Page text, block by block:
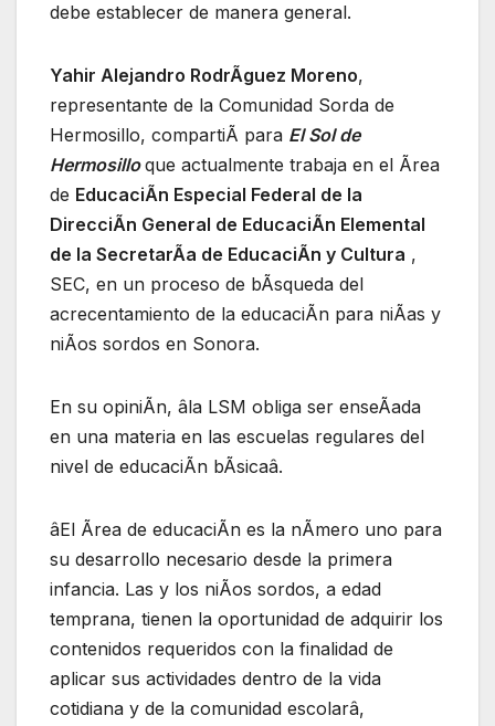
debe establecer de manera general.
Yahir Alejandro RodrÃguez Moreno,
representante de la Comunidad Sorda de
Hermosillo, compartiÃ para El Sol de
Hermosilloque actualmente trabaja en el Ãrea
de EducaciÃn Especial Federal de la
DirecciÃn General de EducaciÃn Elemental
de la SecretarÃa de EducaciÃn y Cultura ,
SEC, en un proceso de bÃsqueda del
acrecentamiento de la educaciÃn para niÃas y
niÃos sordos en Sonora.
En su opiniÃn, âla LSM obliga ser enseÃada
en una materia en las escuelas regulares del
nivel de educaciÃn bÃsicaâ.
âEl Ãrea de educaciÃn es la nÃmero uno para
su desarrollo necesario desde la primera
infancia. Las y los niÃos sordos, a edad
temprana, tienen la oportunidad de adquirir los
contenidos requeridos con la finalidad de
aplicar sus actividades dentro de la vida
cotidiana y de la comunidad escolarâ,